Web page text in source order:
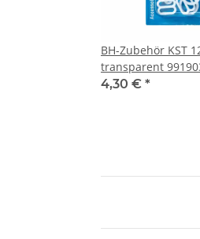
BH-Zubehör KST
transparent
4,30 € *